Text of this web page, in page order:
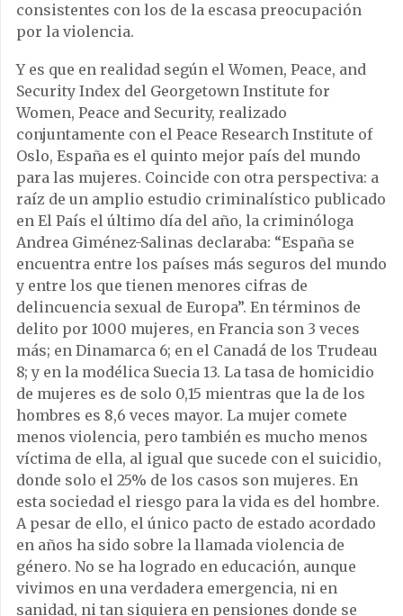
consistentes con los de la escasa preocupación
por la violencia.
Y es que en realidad según el Women, Peace, and
Security Index del Georgetown Institute for
Women, Peace and Security, realizado
conjuntamente con el Peace Research Institute of
Oslo, España es el quinto mejor país del mundo
para las mujeres. Coincide con otra perspectiva: a
raíz de un amplio estudio criminalístico publicado
en El País el último día del año, la criminóloga
Andrea Giménez-Salinas declaraba: “España se
encuentra entre los países más seguros del mundo
y entre los que tienen menores cifras de
delincuencia sexual de Europa”. En términos de
delito por 1000 mujeres, en Francia son 3 veces
más; en Dinamarca 6; en el Canadá de los Trudeau
8; y en la modélica Suecia 13. La tasa de homicidio
de mujeres es de solo 0,15 mientras que la de los
hombres es 8,6 veces mayor. La mujer comete
menos violencia, pero también es mucho menos
víctima de ella, al igual que sucede con el suicidio,
donde solo el 25% de los casos son mujeres. En
esta sociedad el riesgo para la vida es del hombre.
A pesar de ello, el único pacto de estado acordado
en años ha sido sobre la llamada violencia de
género. No se ha logrado en educación, aunque
vivimos en una verdadera emergencia, ni en
sanidad, ni tan siquiera en pensiones donde se